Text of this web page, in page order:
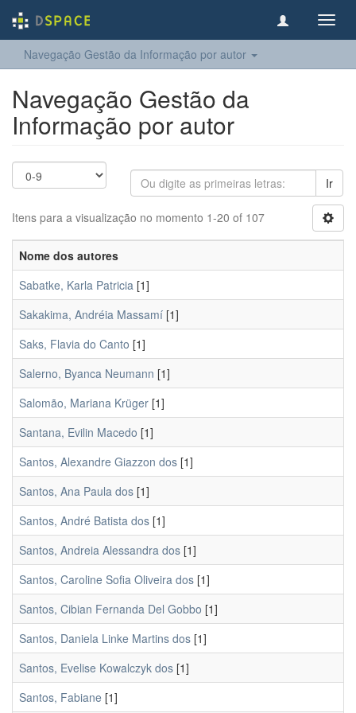
Navegação Gestão da Informação por autor
Navegação Gestão da
Informação por autor
Ir
Itens para a visualização no momento 1-20 of 107
Nome dos autores
Sabatke, Karla Patricia [1]
Sakakima, Andréia Massamí [1]
Saks, Flavia do Canto [1]
Salerno, Byanca Neumann [1]
Salomão, Mariana Krüger [1]
Santana, Evilin Macedo [1]
Santos, Alexandre Giazzon dos [1]
Santos, Ana Paula dos [1]
Santos, André Batista dos [1]
Santos, Andreia Alessandra dos [1]
Santos, Caroline Sofia Oliveira dos [1]
Santos, Cibian Fernanda Del Gobbo [1]
Santos, Daniela Linke Martins dos [1]
Santos, Evelise Kowalczyk dos [1]
Santos, Fabiane [1]